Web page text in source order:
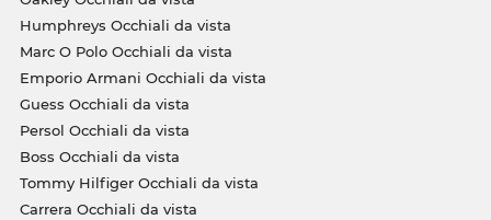
Humphreys Occhiali da vista
Marc O Polo Occhiali da vista
Emporio Armani Occhiali da vista
Guess Occhiali da vista
Persol Occhiali da vista
Boss Occhiali da vista
Tommy Hilfiger Occhiali da vista
Carrera Occhiali da vista